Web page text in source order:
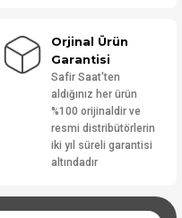
Orjinal Ürün
Garantisi
Safir Saat'ten
aldığınız her ürün
%100 orijinaldir ve
resmi distribütörlerin
iki yıl süreli garantisi
altındadır